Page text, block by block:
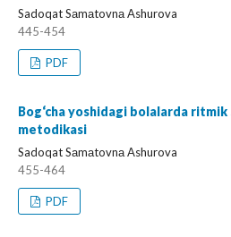
Sadoqat Sаmаtovnа Ashurova
445-454
PDF
Bog‘cha yoshidagi bolalarda
metodikasi
Sadoqat Sаmаtovnа Ashurova
455-464
PDF